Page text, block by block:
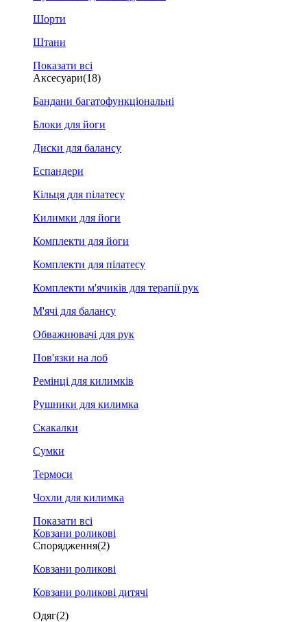
Шорти
Штани
Показати всі
Аксесуари(18)
Бандани багатофункціональні
Блоки для йоги
Диски для балансу
Еспандери
Кільця для пілатесу
Килимки для йоги
Комплекти для йоги
Комплекти для пілатесу
Комплекти м'ячиків для терапії рук
М'ячі для балансу
Обважнювачі для рук
Пов'язки на лоб
Ремінці для килимків
Рушники для килимка
Скакалки
Сумки
Термоси
Чохли для килимка
Показати всі
Ковзани роликові
Спорядження(2)
Ковзани роликові
Ковзани роликові дитячі
Одяг(2)